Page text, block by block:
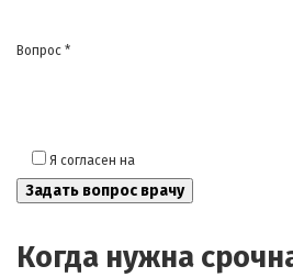
Вопрос *
Я согласен на
Когда нужна